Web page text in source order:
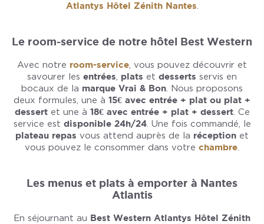
Atlantys Hôtel Zénith Nantes.
Le room-service de notre hôtel Best Western
Avec notre room-service, vous pouvez découvrir et
savourer les entrées, plats et desserts servis en
bocaux de la marque Vrai & Bon. Nous proposons
deux formules, une à 15€ avec entrée + plat ou plat +
dessertet une à 18€ avec entrée + plat + dessert. Ce
service est disponible 24h/24. Une fois commandé, le
plateau repas vous attend auprès de la réception et
vous pouvez le consommer dans votre chambre.
Les menus et plats à emporter à Nantes
Atlantis
En séjournant au Best Western Atlantys Hôtel Zénith